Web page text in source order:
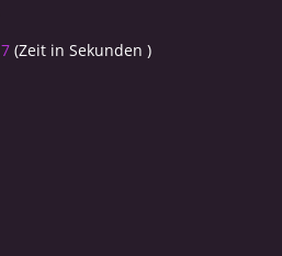
7(Zeit in Sekunden )